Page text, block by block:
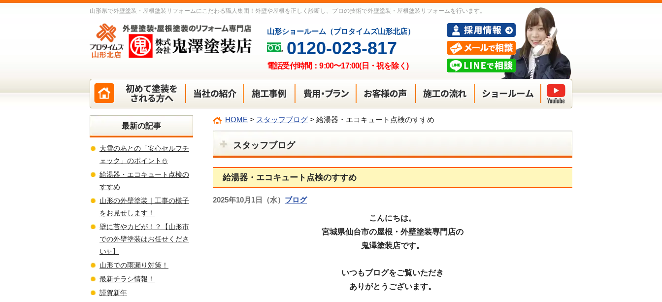
山形県で外壁塗装・屋根塗装リフォームにこだわる職人集団！外壁や屋根を正しく診断し、プロの技術で外壁塗装・屋根塗装リフォームを行います。
山形ショールーム（プロタイムズ山形北店）
0120-023-817
電話受付時間：9:00〜17:00(日・祝を除く)
HOME > スタッフブログ > 給湯器・エコキュート点検のすすめ
スタッフブログ
給湯器・エコキュート点検のすすめ
2025年10月1日（水） ブログ
こんにちは。
宮城県仙台市の屋根・外壁塗装専門店の
鬼澤塗装店です。
いつもブログをご覧いただき
ありがとうございます。
最新の記事
大雪のあとの「安心セルフチ
ェック」のポイント⛄
給湯器・エコキュート点検の
すすめ
山形の外壁塗装｜工事の様子
をお見せします！
壁に苔やカビが！？【山形市
での外壁塗装はお任せくださ
い✨】
山形での雨漏り対策！
最新チラシ情報！
謹賀新年